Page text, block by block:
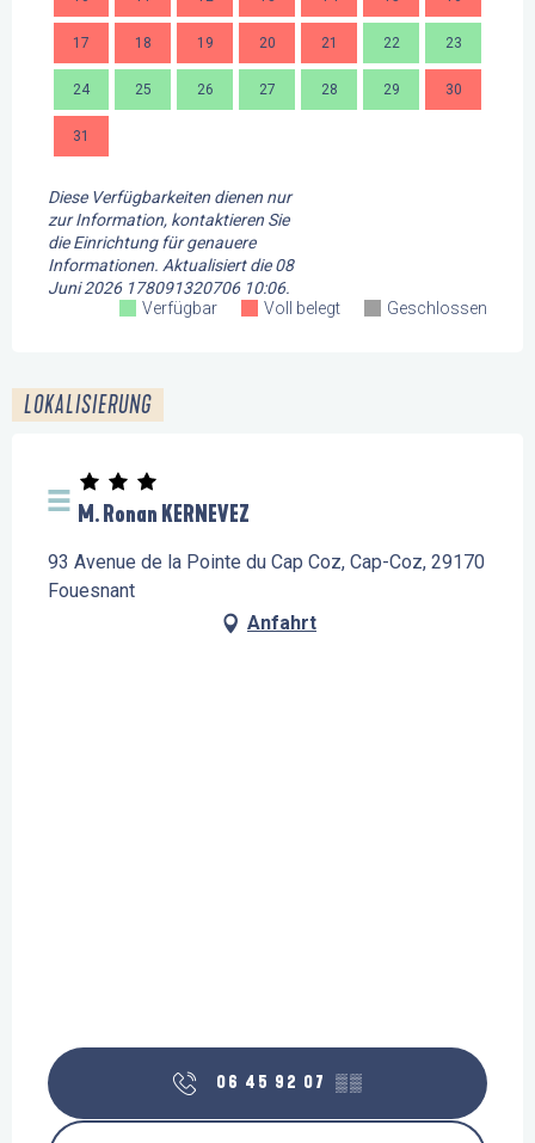
17 18 19 20 21 22 23
24 25 26 27 28 29 30
31
Diese Verfügbarkeiten dienen nur
zur Information, kontaktieren Sie
die Einrichtung für genauere
Informationen. Aktualisiert die08
Juni 2026 178091320706 10:06.
Verfügbar
Voll belegt Geschlossen
LOKALISIERUNG
M. Ronan KERNEVEZ
93 Avenue de la Pointe du Cap Coz, Cap-Coz, 29170
Fouesnant
Anfahrt
06 45 92 07 ▒▒